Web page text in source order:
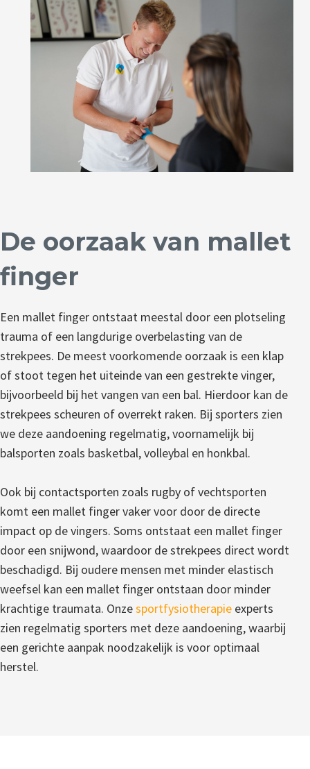
De oorzaak van mallet
finger
Een mallet finger ontstaat meestal door een plotseling
trauma of een langdurige overbelasting van de
strekpees. De meest voorkomende oorzaak is een klap
of stoot tegen het uiteinde van een gestrekte vinger,
bijvoorbeeld bij het vangen van een bal. Hierdoor kan de
strekpees scheuren of overrekt raken. Bij sporters zien
we deze aandoening regelmatig, voornamelijk bij
balsporten zoals basketbal, volleybal en honkbal.
Ook bij contactsporten zoals rugby of vechtsporten
komt een mallet finger vaker voor door de directe
impact op de vingers. Soms ontstaat een mallet finger
door een snijwond, waardoor de strekpees direct wordt
beschadigd. Bij oudere mensen met minder elastisch
weefsel kan een mallet finger ontstaan door minder
krachtige traumata. Onzesportfysiotherapie experts
zien regelmatig sporters met deze aandoening, waarbij
een gerichte aanpak noodzakelijk is voor optimaal
herstel.